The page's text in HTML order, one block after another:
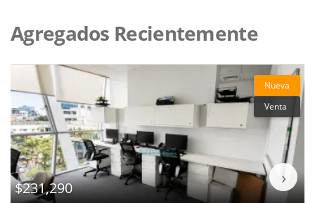
Agregados Recientemente
Nueva
Venta
$231,290
‹ ›